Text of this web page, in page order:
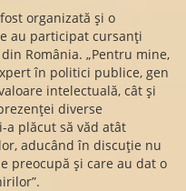
organizată și o
au participat cursanți
România. „Pentru mine,
în politici publice, gen
intelectuală, cât și
diverse
plăcut să văd atât
aducând în discuție nu
preocupă și care au dat o